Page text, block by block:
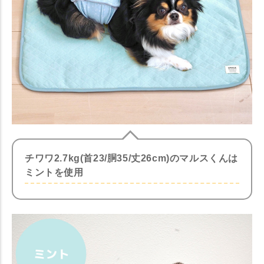
チワワ2.7kg(首23/胴35/丈26cm)のマルスくんは
ミントを使用